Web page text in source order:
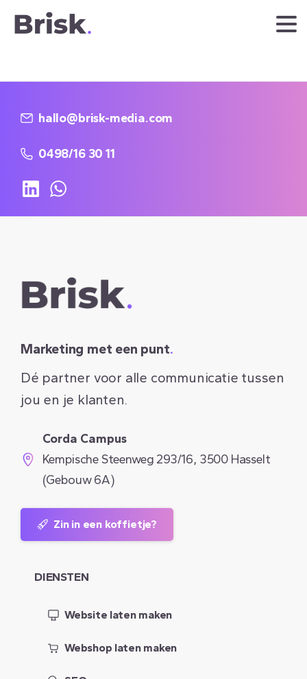
hallo@brisk-media.com
0498/16 30 11
Marketing met een punt.
Dé partner voor alle communicatie tussen
jou en je klanten.
Corda Campus
Kempische Steenweg 293/16, 3500 Hasselt
(Gebouw 6A)
Zin in een koffietje?
DIENSTEN
Website laten maken
Webshop laten maken